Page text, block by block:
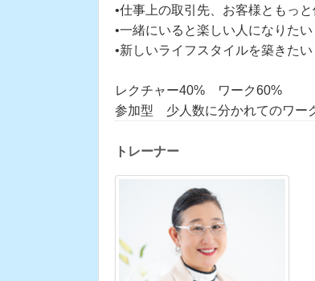
•仕事上の取引先、お客様ともっ
•一緒にいると楽しい人になりたい
•新しいライフスタイルを築きたい
レクチャー40% ワーク60%
参加型 少人数に分かれてのワー
トレーナー